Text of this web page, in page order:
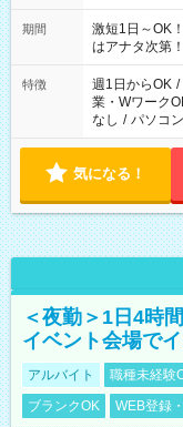
シフトもござ
期間
激短1日～OK
はアナタ次第！
特徴 週1日からOK /
業・Wワーク
なし / パソコ
気になる！
＜夜勤＞1日4時
イベント会場で
アルバイト 職種未経験
ブランクOK
WEB登録